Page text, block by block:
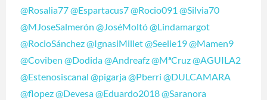
@Rosalia77@Espartacus7@Rocio091 @Silvia70
@MJoseSalmerón @JoséMoltó@Lindamargot
@RocioSánchez@IgnasiMillet@Seelie19@Mamen9
@Coviben @Dodida@Andreafz@MªCruz@AGUILA2
@Estenosiscanal @pigarja@Pberri @DULCAMARA
@flopez@Devesa@Eduardo2018@Saranora